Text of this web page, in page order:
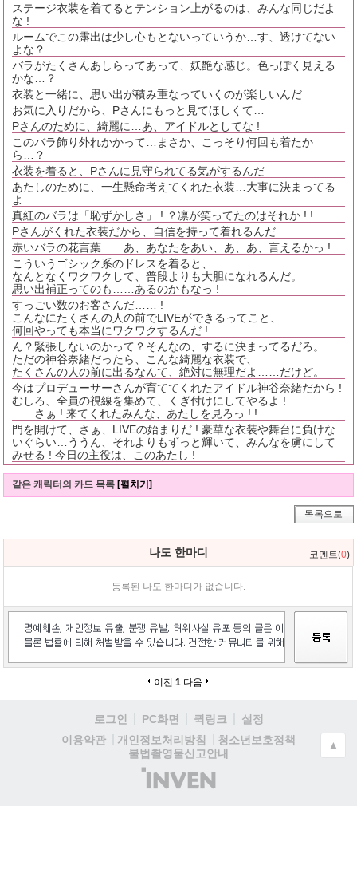
ステージ衣装を着てるとテンション上がるのは、みんな同じだよ
な !
ルームでこの露出は少し心もとないっていうか…す、透けてない
よな？
バラがたくさんあしらってあって、妖艶な感じ。色っぽく見える
かな…？
衣装と一緒に、思い出が積み重なっていくのが楽しいんだ
お気に入りだから、Pさんにもっと見てほしくて…
Pさんのために、綺麗に…あ、アイドルとしてな !
このバラ飾り外れかかって…まさか、こっそり何回も着たか
ら…？
衣装を着ると、Pさんに見守られてる気がするんだ
あたしのために、一生懸命考えてくれた衣装…大事に決まってる
よ
真紅のバラは「恥ずかしさ」 ! ？凛が笑ってたのはそれか ! !
Pさんがくれた衣装だから、自信を持って着れるんだ
赤いバラの花言葉……あ、あなたをあい、あ、あ、言えるかっ !
こういうゴシック系のドレスを着ると、
なんとなくワクワクして、普段よりも大胆になれるんだ。
思い出補正ってのも……あるのかもなっ !
すっごい数のお客さんだ…… !
こんなにたくさんの人の前でLIVEができるってこと、
何回やっても本当にワクワクするんだ !
ん？緊張しないのかって？そんなの、するに決まってるだろ。
ただの神谷奈緒だったら、こんな綺麗な衣装で、
たくさんの人の前に出るなんて、絶対に無理だよ……だけど。
今はプロデューサーさんが育ててくれたアイドル神谷奈緒だから !
むしろ、全員の視線を集めて、くぎ付けにしてやるよ !
……さぁ ! 来てくれたみんな、あたしを見ろっ ! !
門を開けて、さぁ、LIVEの始まりだ ! 豪華な衣装や舞台に負けな
いぐらい…ううん、それよりもずっと輝いて、みんなを虜にして
みせる ! 今日の主役は、このあたし !
같은 캐릭터의 카드 목록[펼치기]
목록으로
나도 한마디 코멘트(0)
등록된 나도 한마디가 없습니다.
이전 1 다음
로그인 PC화면 퀵링크
설정
이용약관
개인정보처리방침
청소년보호정책
불법촬영물신고안내
(주)
인
▲